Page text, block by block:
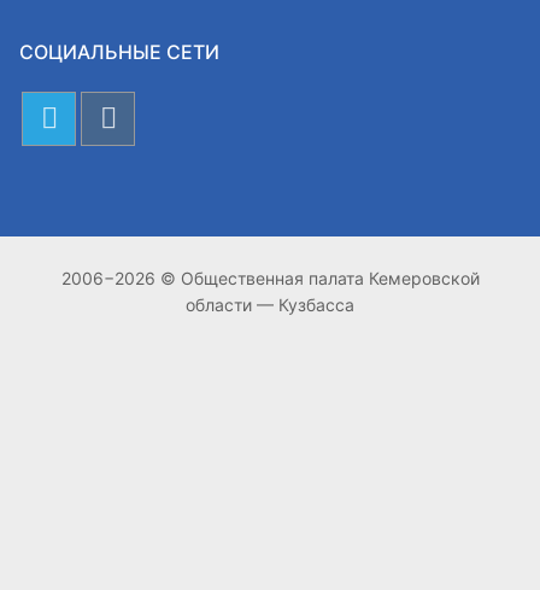
СОЦИАЛЬНЫЕ СЕТИ
2006−2026 © Общественная палата Кемеровской
области — Кузбасса